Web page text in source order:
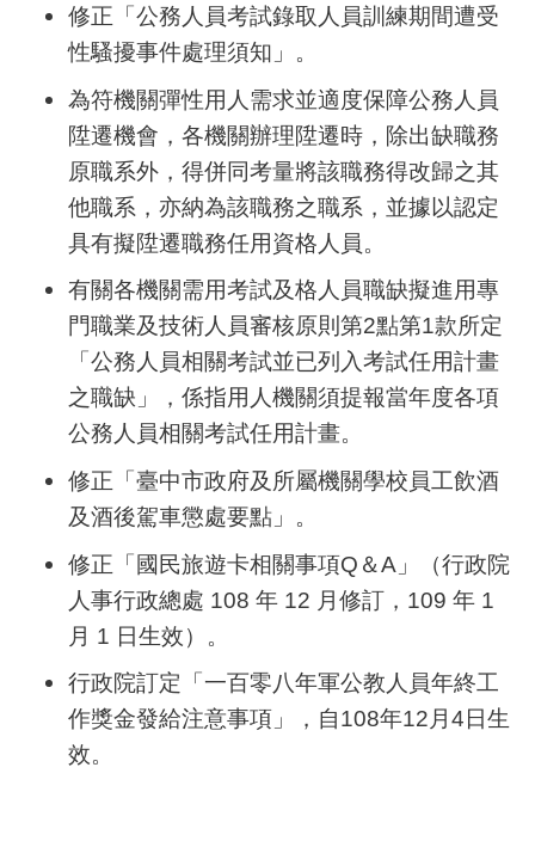
修正「公務人員考試錄取人員訓練期間遭受
性騷擾事件處理須知」。
為符機關彈性用人需求並適度保障公務人員
陞遷機會，各機關辦理陞遷時，除出缺職務
原職系外，得併同考量將該職務得改歸之其
他職系，亦納為該職務之職系，並據以認定
具有擬陞遷職務任用資格人員。
有關各機關需用考試及格人員職缺擬進用專
門職業及技術人員審核原則第2點第1款所定
「公務人員相關考試並已列入考試任用計畫
之職缺」，係指用人機關須提報當年度各項
公務人員相關考試任用計畫。
修正「臺中市政府及所屬機關學校員工飲酒
及酒後駕車懲處要點」。
修正「國民旅遊卡相關事項Q＆A」（行政院
人事行政總處 108 年 12 月修訂，109 年 1
月 1 日生效）。
行政院訂定「一百零八年軍公教人員年終工
作獎金發給注意事項」，自108年12月4日生
效。